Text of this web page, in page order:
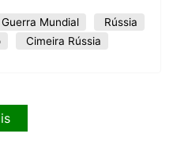
Mundial
Rússia
Cimeira Rússia